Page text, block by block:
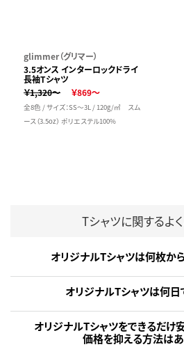
glimmer（グリマー）
3.5オンス インターロックドライ
長袖Tシャツ
￥1,320～
￥869～
全8色 / サイズ：SS～3L / 120g/㎡ スム
ース（3.5oz） ポリエステル100%
Tシャツに関するよ
オリジナルTシャツは何枚か
オリジナルTシャツは何日
オリジナルTシャツをできるだけ
価格を抑える方法はあ